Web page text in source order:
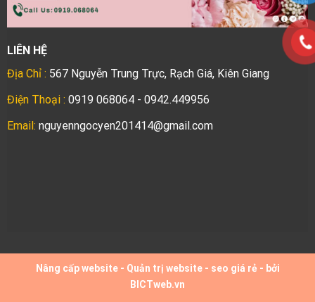
LIÊN HỆ
Địa Chỉ : 567 Nguyễn Trung Trực, Rạch Giá, Kiên Giang
Điện Thoại : 0919 068064 - 0942.449956
Email: nguyenngocyen201414@gmail.com
Nâng cấp website- Quản trị website- seo giá rẻ - bởi
BICTweb.vn